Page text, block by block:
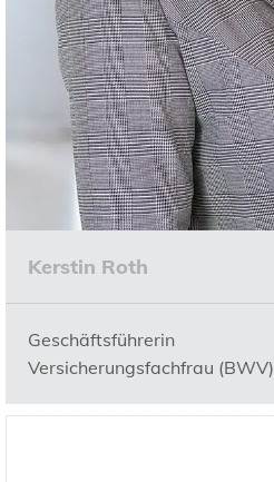
Kerstin Roth
Geschäftsführerin
Versicherungsfachfrau (BWV)